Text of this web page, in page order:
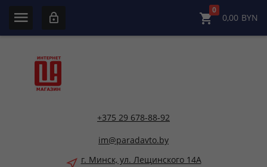
0
0,00 BYN
+375 29 678-88-92
im@paradavto.by
г. Минск, ул. Лещинского 14А